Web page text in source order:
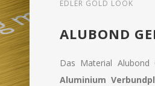
EDLER GOLD LOOK
ALUBOND
Das Material Alubond
Aluminium